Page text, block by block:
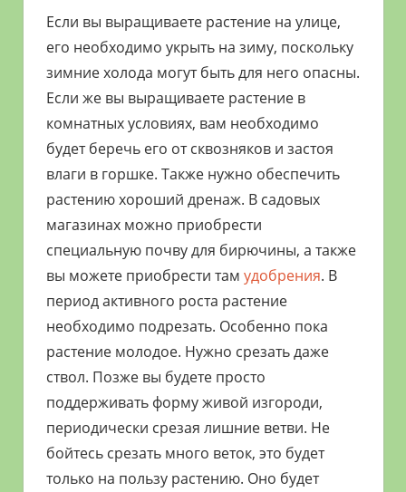
Если вы выращиваете растение на улице,
его необходимо укрыть на зиму, поскольку
зимние холода могут быть для него опасны.
Если же вы выращиваете растение в
комнатных условиях, вам необходимо
будет беречь его от сквозняков и застоя
влаги в горшке. Также нужно обеспечить
растению хороший дренаж. В садовых
магазинах можно приобрести
специальную почву для бирючины, а также
вы можете приобрести там удобрения. В
период активного роста растение
необходимо подрезать. Особенно пока
растение молодое. Нужно срезать даже
ствол. Позже вы будете просто
поддерживать форму живой изгороди,
периодически срезая лишние ветви. Не
бойтесь срезать много веток, это будет
только на пользу растению. Оно будет